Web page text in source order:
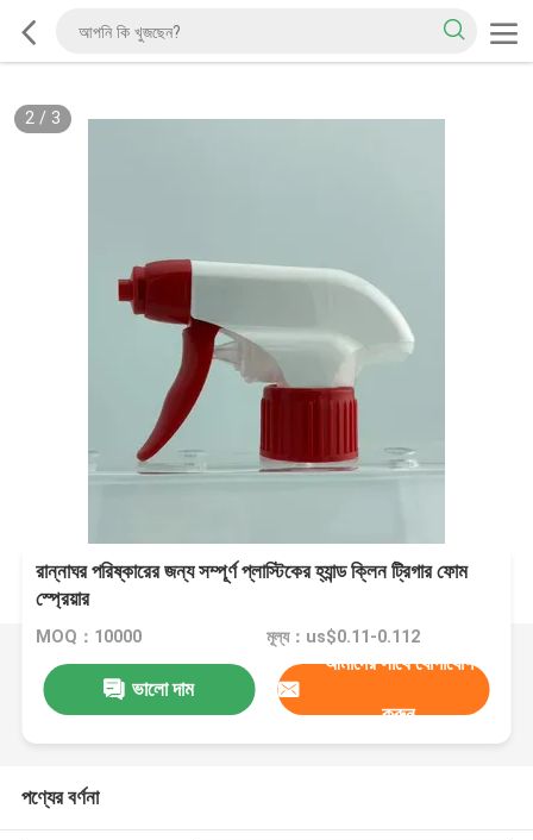
2/ 3
রান্নাঘর পরিষ্কারের জন্য সম্পূর্ণ প্লাস্টিকের হ্যান্ড ক্লিন ট্রিগার ফোম
স্প্রেয়ার
MOQ：10000 মূল্য：us$0.11-0.112
ভালো দাম
আমাদের সাথে যোগাযোগ
করুন
পণ্যের বর্ণনা